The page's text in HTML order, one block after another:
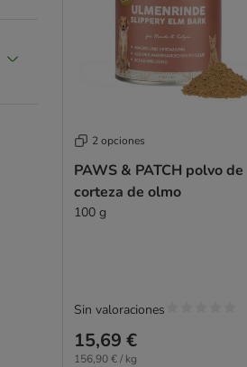
2 opciones
PAWS & PATCH polvo de
corteza de olmo
100 g
15,69 €
156,90 € / kg
Sin valoraciones